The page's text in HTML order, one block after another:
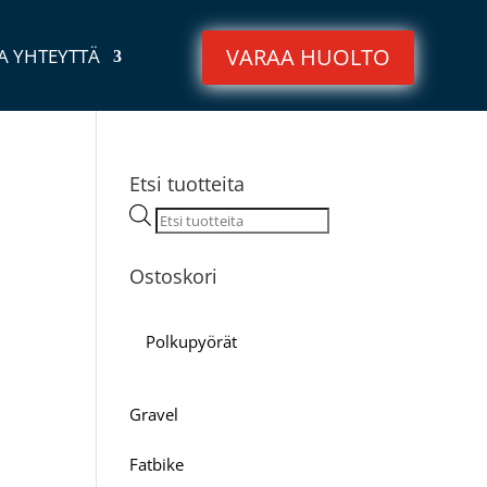
YHTEYTTÄ VARAA HUOLTO
Etsi tuotteita
Products
search
Ostoskori
Polkupyörät
Gravel
Fatbike